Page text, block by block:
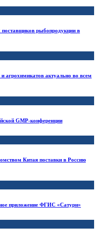
поставщиков рыбопродукции в
агрохимикатов актуально во всем
GMP-конференции
Китая поставки в Россию
приложение ФГИС «Сатурн»